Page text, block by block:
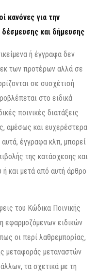
κανόνες για την
και δήμευσης
ή έγγραφα δεν
των προτέρων αλλά σε
σε συσχέτισή
στο ειδικά
ποινικές διατάξεις
αμέσως και ευχερέστερα
έγγραφα κλπ, μπορεί
της κατάσχεσης και
ή και μετά από αυτή άρθρο
του Κώδικα Ποινικής
εφαρμοζόμενων ειδικών
οι περί λαθρεμπορίας,
μεταφοράς μεταναστών
τα σχετικά με τη